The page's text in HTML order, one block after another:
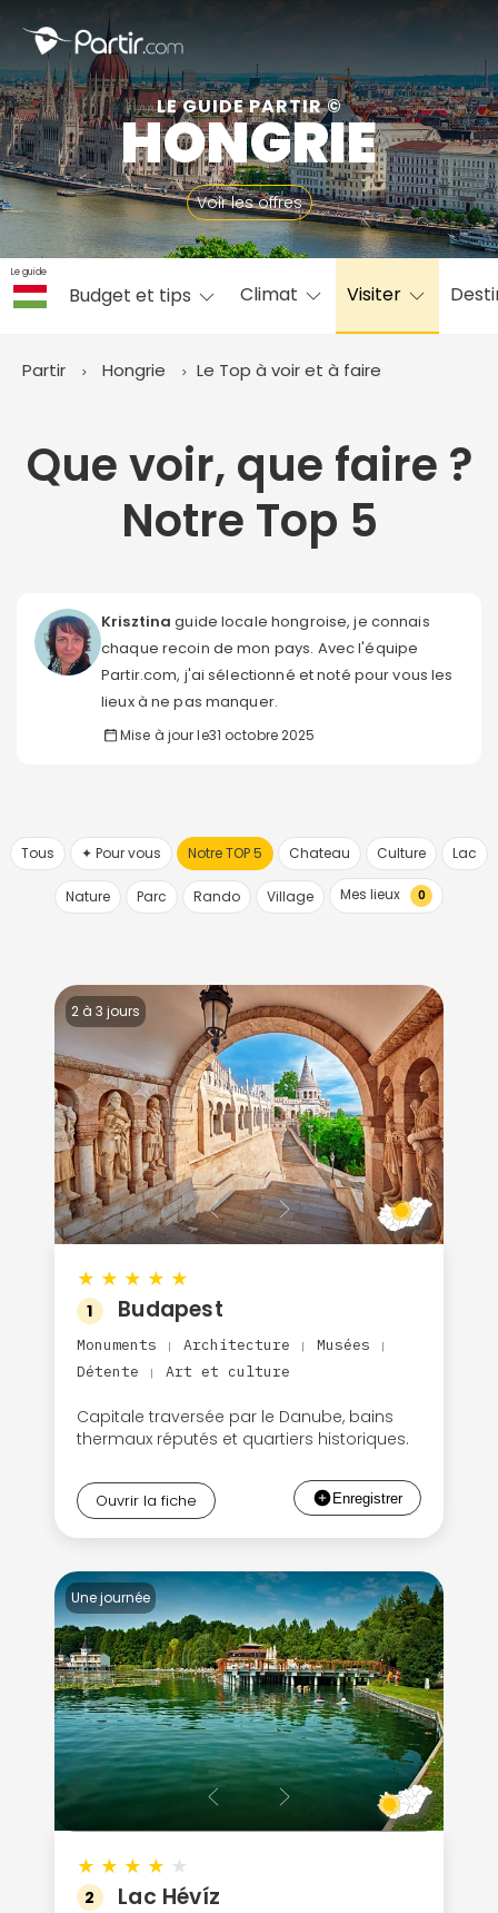
LE GUIDE PARTIR ©
HONGRIE
Voir les offres
Le guide
Budget et tips Climat Visiter
Partir Hongrie Le Top à voir et à faire
Que voir, que faire ?
Notre Top 5
Krisztina guide locale hongroise, je connais
chaque recoin de mon pays. Avec l'équipe
Partir.com, j'ai sélectionné et noté pour vous les
lieux à ne pas manquer.
Mise à jour le31 octobre 2025
Tous ✦ Pour vous Notre TOP 5 Chateau Culture Lac
Nature Parc Rando Village Mes lieux 0
2 à 3 jours
★ ★ ★ ★ ★
1 Budapest
Monuments | Architecture | Musées |
Détente | Art et culture
Capitale traversée par le Danube, bains
thermaux réputés et quartiers historiques.
Ouvrir la fiche
Une journée
★ ★ ★ ★ ★
2 Lac Hévíz
📍 Destinations populaires
☀️ Où partir par mois
Mai
Juin
Juillet
Août Septembre
Octobre